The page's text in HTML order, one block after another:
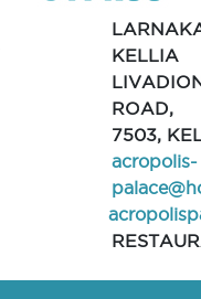
KELLIA
ROAD,
7503,
acropolis-